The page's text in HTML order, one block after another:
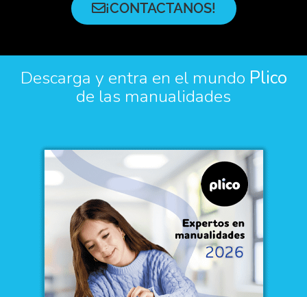
¡CONTACTANOS!
Descarga y entra en el mundo Plico
de las manualidades